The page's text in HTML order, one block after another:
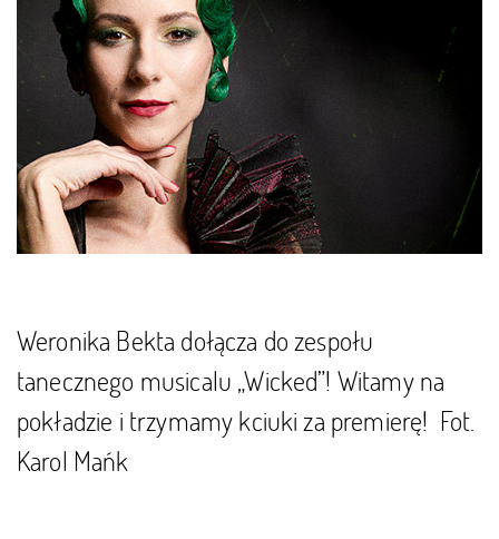
Weronika Bekta dołącza do zespołu
tanecznego musicalu „Wicked”! Witamy na
pokładzie i trzymamy kciuki za premierę! Fot.
Karol Mańk